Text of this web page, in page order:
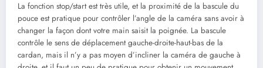
La fonction stop/start est très utile, et la proximité de la bascule du
pouce est pratique pour contrôler l’angle de la caméra sans avoir à
changer la façon dont votre main saisit la poignée. La bascule
contrôle le sens de déplacement gauche-droite-haut-bas de la
cardan, mais il n’y a pas moyen d’incliner la caméra de gauche à